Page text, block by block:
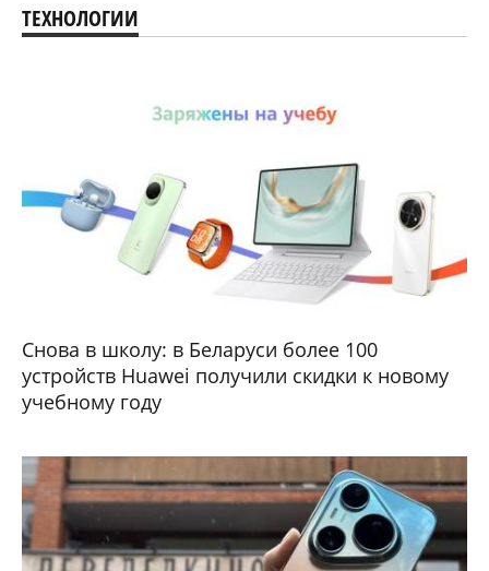
ТЕХНОЛОГИИ
Снова в школу: в Беларуси более 100
устройств Huawei получили скидки к новому
учебному году